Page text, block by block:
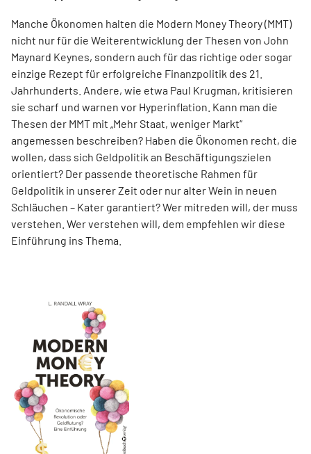
Manche Ökonomen halten die Modern Money Theory (MMT)
nicht nur für die Weiterentwicklung der Thesen von John
Maynard Keynes, sondern auch für das richtige oder sogar
einzige Rezept für erfolgreiche Finanzpolitik des 21.
Jahrhunderts. Andere, wie etwa Paul Krugman, kritisieren
sie scharf und warnen vor Hyperinflation. Kann man die
Thesen der MMT mit „Mehr Staat, weniger Markt“
angemessen beschreiben? Haben die Ökonomen recht, die
wollen, dass sich Geldpolitik an Beschäftigungszielen
orientiert? Der passende theoretische Rahmen für
Geldpolitik in unserer Zeit oder nur alter Wein in neuen
Schläuchen – Kater garantiert? Wer mitreden will, der muss
verstehen. Wer verstehen will, dem empfehlen wir diese
Einführung ins Thema.